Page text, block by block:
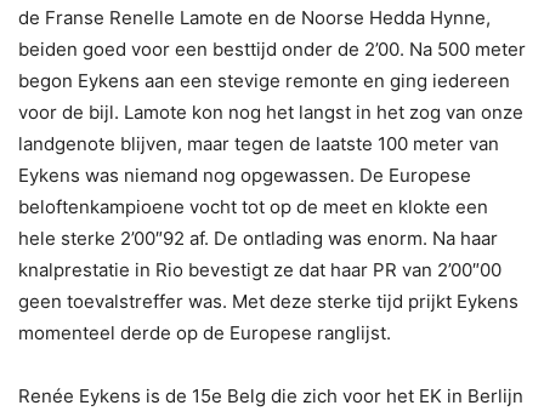
de Franse Renelle Lamote en de Noorse Hedda Hynne,
beiden goed voor een besttijd onder de 2’00. Na 500 meter
begon Eykens aan een stevige remonte en ging iedereen
voor de bijl. Lamote kon nog het langst in het zog van onze
landgenote blijven, maar tegen de laatste 100 meter van
Eykens was niemand nog opgewassen. De Europese
beloftenkampioene vocht tot op de meet en klokte een
hele sterke 2’00″92 af. De ontlading was enorm. Na haar
knalprestatie in Rio bevestigt ze dat haar PR van 2’00″00
geen toevalstreffer was. Met deze sterke tijd prijkt Eykens
momenteel derde op de Europese ranglijst.
Renée Eykens is de 15e Belg die zich voor het EK in Berlijn